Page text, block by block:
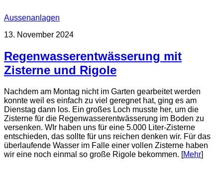
Aussenanlagen
13. November 2024
Regenwasserentwässerung mit
Zisterne und Rigole
Nachdem am Montag nicht im Garten gearbeitet werden
konnte weil es einfach zu viel geregnet hat, ging es am
Dienstag dann los. Ein großes Loch musste her, um die
Zisterne für die Regenwasserentwässerung im Boden zu
versenken. WIr haben uns für eine 5.000 Liter-Zisterne
entschieden, das sollte für uns reichen denken wir. Für das
überlaufende Wasser im Falle einer vollen Zisterne haben
wir eine noch einmal so große Rigole bekommen. [Mehr]